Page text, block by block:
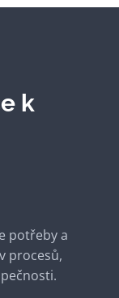
k
potřeby a
procesů,